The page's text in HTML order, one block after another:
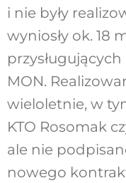
i nie były
wyniosły ok. 18
MON.
wieloletnie, w
KTO Rosomak
ale nie
nowego